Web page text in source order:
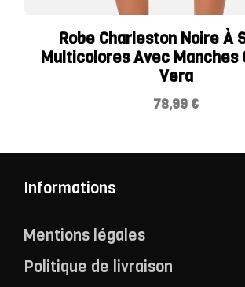
Robe Charleston Noire À
Multicolores Avec Manches
Vera
78,99 €
Informations
Mentions légales
Politique de livraison